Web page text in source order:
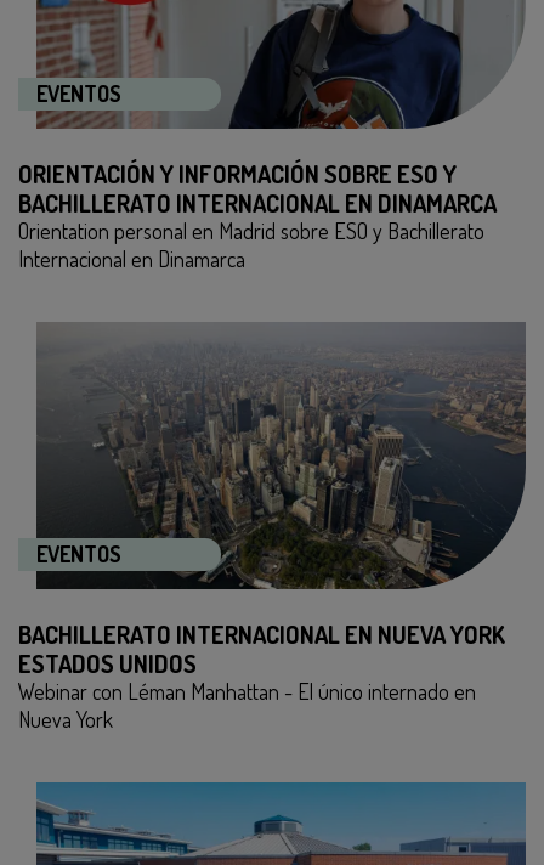
EVENTOS
ORIENTACIÓN Y INFORMACIÓN SOBRE ESO Y
BACHILLERATO INTERNACIONAL EN DINAMARCA
Orientation personal en Madrid sobre ESO y Bachillerato
Internacional en Dinamarca
EVENTOS
BACHILLERATO INTERNACIONAL EN NUEVA YORK
ESTADOS UNIDOS
Webinar con Léman Manhattan - El único internado en
Nueva York